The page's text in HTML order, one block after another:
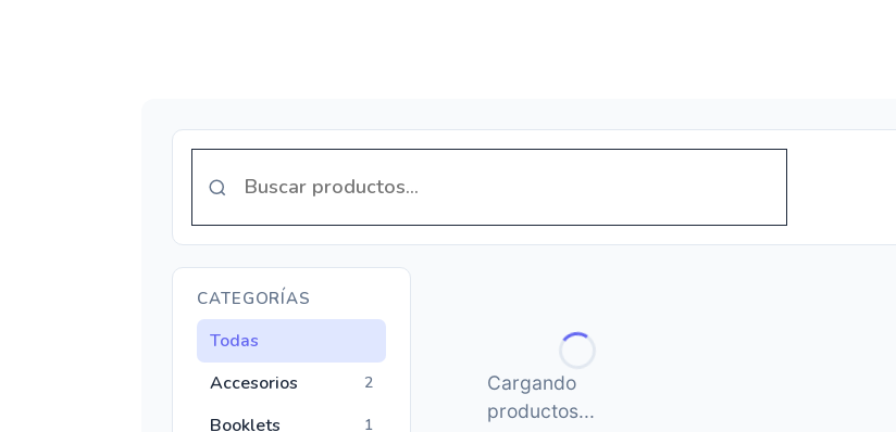
CATEGORÍAS
Todas
Accesorios
2
Booklets 1
Cargando
productos...